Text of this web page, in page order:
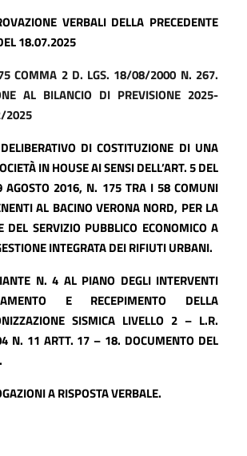
VERBALI DELLA PRECEDENTE
18.07.2025
COMMA 2 D. LGS. 18/08/2000 N. 267.
AL BILANCIO DI PREVISIONE 2025-
2025
DI COSTITUZIONE DI UNA
IN HOUSE AI SENSI DELL’ART. 5 DEL
AGOSTO 2016, N. 175 TRA I 58 COMUNI
AL BACINO VERONA NORD, PER LA
DEL SERVIZIO PUBBLICO ECONOMICO A
INTEGRATA DEI RIFIUTI URBANI.
N. 4 AL PIANO DEGLI INTERVENTI
E RECEPIMENTO DELLA
SISMICA LIVELLO 2 – L.R.
N. 11 ARTT. 17 – 18. DOCUMENTO DEL
A RISPOSTA VERBALE.